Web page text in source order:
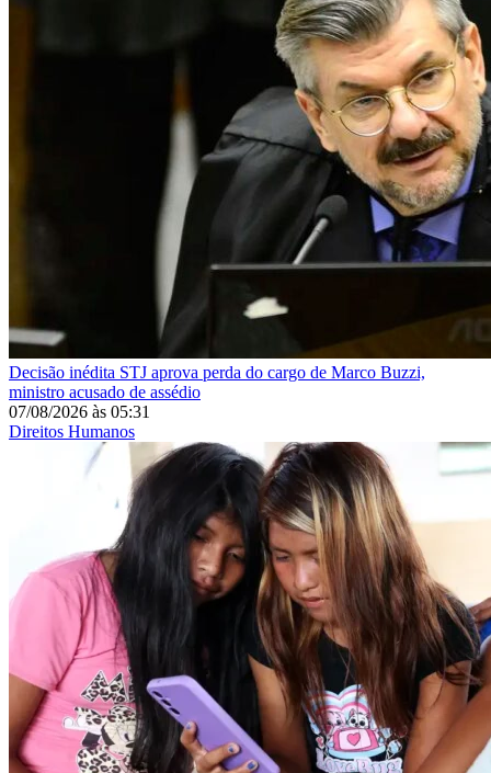
Decisão inédita STJ aprova perda do cargo de Marco Buzzi,
ministro acusado de assédio
07/08/2026 às 05:31
Direitos Humanos